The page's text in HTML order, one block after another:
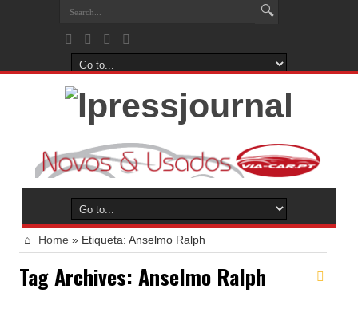
Home » Etiqueta: Anselmo Ralph
Tag Archives: Anselmo Ralph